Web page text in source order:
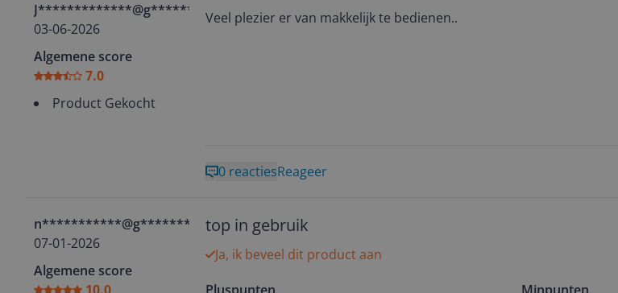
J*************@g********
03-06-2026
Algemene score
7.0
Product Gekocht
Veel plezier er van makkelijk te bedienen..
0 reactiesReageer
n***********@g********
07-01-2026
Algemene score
top in gebruik
Ja, ik beveel dit product aan